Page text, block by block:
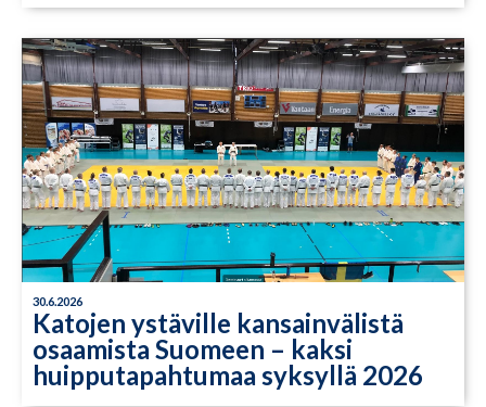
30.6.2026
Katojen ystäville kansainvälistä
osaamista Suomeen – kaksi
huipputapahtumaa syksyllä 2026